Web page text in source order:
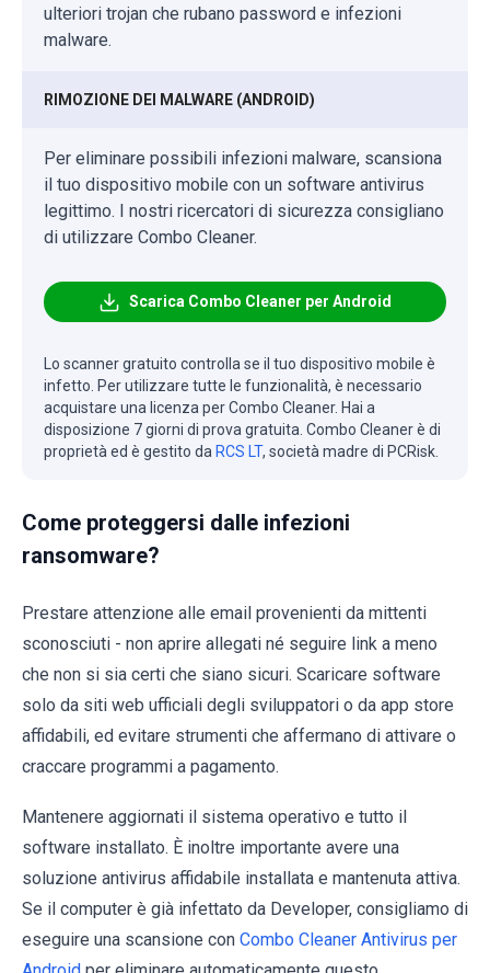
ulteriori trojan che rubano password e infezioni
malware.
RIMOZIONE DEI MALWARE (ANDROID)
Per eliminare possibili infezioni malware, scansiona
il tuo dispositivo mobile con un software antivirus
legittimo. I nostri ricercatori di sicurezza consigliano
di utilizzare Combo Cleaner.
Scarica Combo Cleaner per Android
Lo scanner gratuito controlla se il tuo dispositivo mobile è
infetto. Per utilizzare tutte le funzionalità, è necessario
acquistare una licenza per Combo Cleaner. Hai a
disposizione 7 giorni di prova gratuita. Combo Cleaner è di
proprietà ed è gestito da RCS LT, società madre di PCRisk.
Come proteggersi dalle infezioni
ransomware?
Prestare attenzione alle email provenienti da mittenti
sconosciuti - non aprire allegati né seguire link a meno
che non si sia certi che siano sicuri. Scaricare software
solo da siti web ufficiali degli sviluppatori o da app store
affidabili, ed evitare strumenti che affermano di attivare o
craccare programmi a pagamento.
Mantenere aggiornati il sistema operativo e tutto il
software installato. È inoltre importante avere una
soluzione antivirus affidabile installata e mantenuta attiva.
Se il computer è già infettato da Developer, consigliamo di
eseguire una scansione con Combo Cleaner Antivirus per